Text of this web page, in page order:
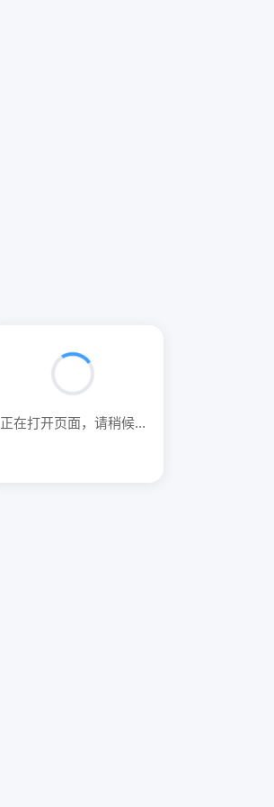
正在打开页面，请稍候...